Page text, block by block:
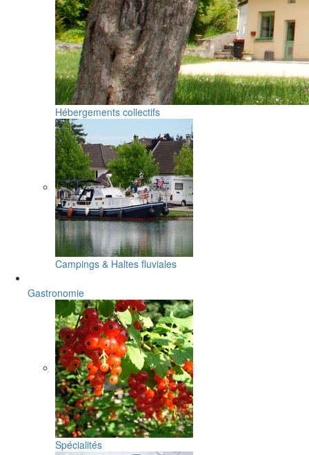
Hébergements collectifs
Campings & Haltes fluviales
Gastronomie
Spécialités